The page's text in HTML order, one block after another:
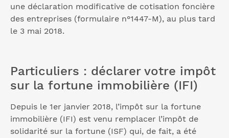
une déclaration modificative de cotisation foncière
des entreprises (formulaire n°1447-M), au plus tard
le 3 mai 2018.
Particuliers : déclarer votre impôt
sur la fortune immobilière (IFI)
Depuis le 1er janvier 2018, l’impôt sur la fortune
immobilière (IFI) est venu remplacer l’impôt de
solidarité sur la fortune (ISF) qui, de fait, a été